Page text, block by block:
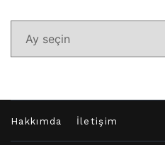
Hakkımda İletişim